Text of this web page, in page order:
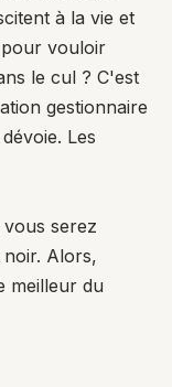
à la vie et
pour vouloir
le cul ? C'est
gestionnaire
Les
serez
Alors,
meilleur du